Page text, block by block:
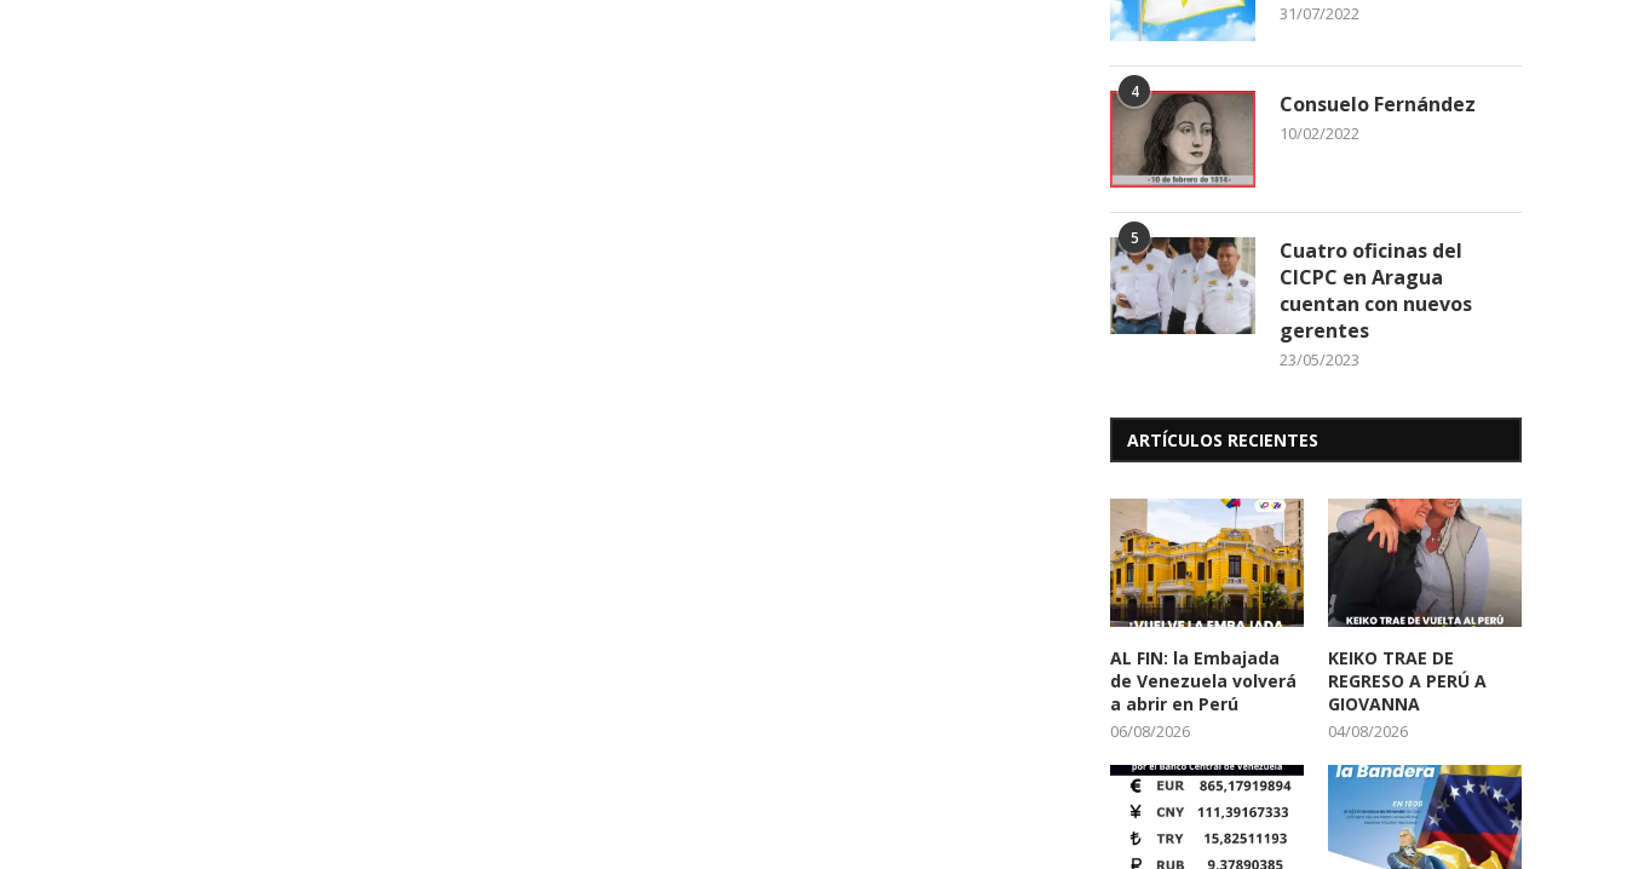
31/07/2022
4 Consuelo Fernández
10/02/2022
5
Cuatro oficinas del
CICPC en Aragua
cuentan con nuevos
gerentes
23/05/2023
ARTÍCULOS RECIENTES
AL FIN: la Embajada
de Venezuela volverá
a abrir en Perú
06/08/2026
KEIKO TRAE DE
REGRESO A PERÚ A
GIOVANNA
04/08/2026